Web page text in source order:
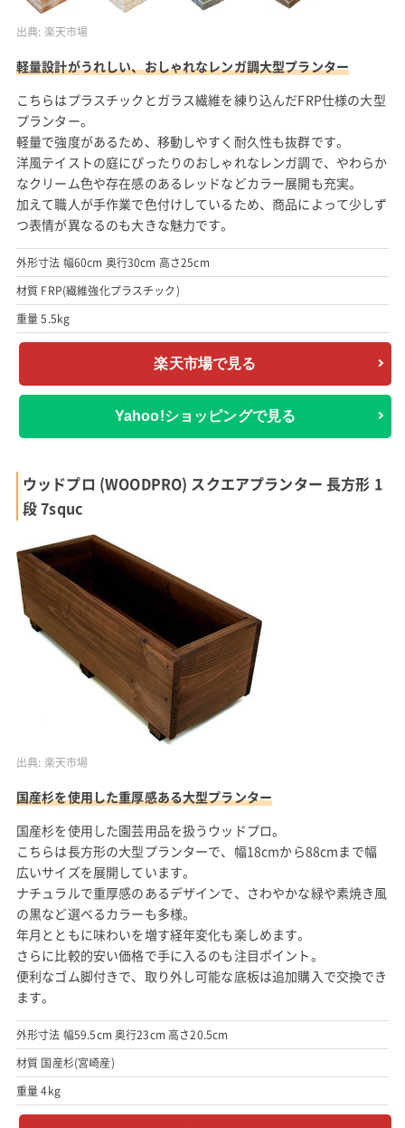
出典: 楽天市場
軽量設計がうれしい、おしゃれなレンガ調大型プランター
こちらはプラスチックとガラス繊維を練り込んだFRP仕様の大型
プランター。
軽量で強度があるため、移動しやすく耐久性も抜群です。
洋風テイストの庭にぴったりのおしゃれなレンガ調で、やわらか
なクリーム色や存在感のあるレッドなどカラー展開も充実。
加えて職人が手作業で色付けしているため、商品によって少しず
つ表情が異なるのも大きな魅力です。
外形寸法 幅60cm 奥行30cm 高さ25cm
材質 FRP(繊維強化プラスチック)
重量 5.5kg
楽天市場で見る
Yahoo!ショッピングで見る
ウッドプロ (WOODPRO) スクエアプランター 長方形 1
段 7squc
出典: 楽天市場
国産杉を使用した重厚感ある大型プランター
国産杉を使用した園芸用品を扱うウッドプロ。
こちらは長方形の大型プランターで、幅18cmから88cmまで幅
広いサイズを展開しています。
ナチュラルで重厚感のあるデザインで、さわやかな緑や素焼き風
の黒など選べるカラーも多様。
年月とともに味わいを増す経年変化も楽しめます。
さらに比較的安い価格で手に入るのも注目ポイント。
便利なゴム脚付きで、取り外し可能な底板は追加購入で交換でき
ます。
外形寸法 幅59.5cm 奥行23cm 高さ20.5cm
材質 国産杉(宮崎産)
重量 4kg